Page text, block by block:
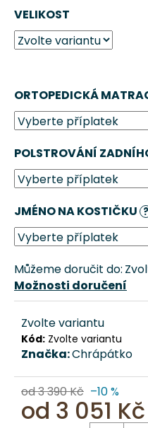
VELIKOST
ORTOPEDICKÁ
POLSTROVÁNÍ
JMÉNO NA KOSTIČKU ?
Můžeme doručit do:
Možnosti doručení
Zvolte variantu
Kód: Zvolte variantu
Značka:Chrápátko
od 3 390 Kč –10 %
od 3 051 Kč
r
u
č
e
m
e
DVOJMISKA
PRO
KOČKU
PUZZLE
SET
CHRÁPÁTKO®
1
431
Kč
590
Kč